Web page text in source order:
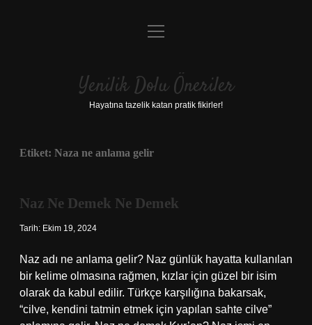
Anasayfa
Yasal Uyarı
menüyü
Yenilik Dolu Öneriler
Hayatına tazelik katan pratik fikirler!
Etiket: Naza ne anlama gelir
Naz Ne Demek Ne Demek
Tarih: Ekim 19, 2024
Naz adı ne anlama gelir? Naz günlük hayatta kullanılan
bir kelime olmasına rağmen, kızlar için güzel bir isim
olarak da kabul edilir. Türkçe karşılığına bakarsak,
“cilve, kendini tatmin etmek için yapılan sahte cilve”